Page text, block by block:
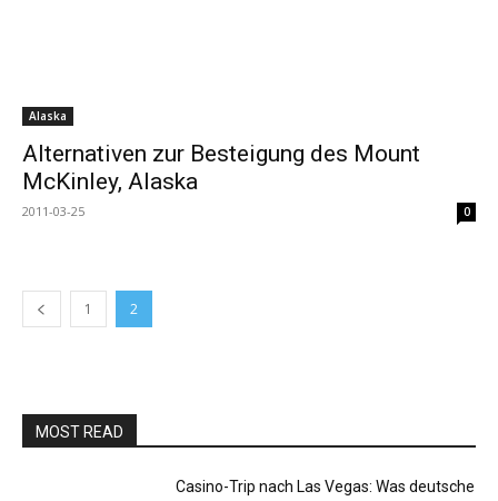
Alaska
Alternativen zur Besteigung des Mount
McKinley, Alaska
2011-03-25 0
1 2
MOST READ
Casino-Trip nach Las Vegas: Was deutsche